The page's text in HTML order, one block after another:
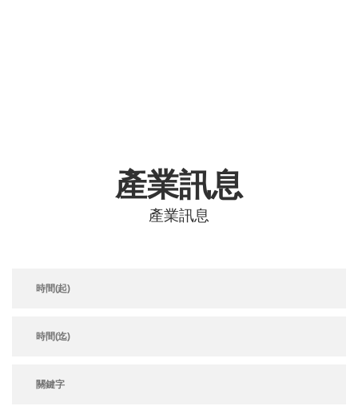
產業訊息
產業訊息